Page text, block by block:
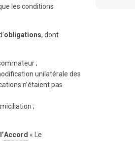
les conditions
obligations, dont
;
unilatérale des
n’étaient pas
;
Accord « Le